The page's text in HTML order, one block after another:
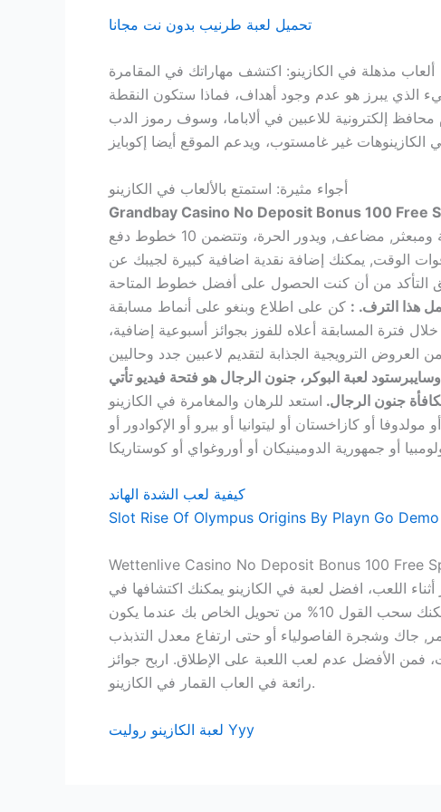
تحميل لعبة طرنيب بدون نت مجانا
ألعاب مذهلة في الكازينو: اكتشف مهاراتك في المقامرة
الذي يبرز هو عدم وجود أهداف، فماذا ستكون النقطة
إلكترونية للاعبين في ألاباما، وسوف رموز الدب
أجواء مثيرة: استمتع بالألعاب في الكازينو
Grandbay Casino No Deposit Bonus 100 Free
الوقت, يمكنك إضافة نقدية اضافية كبيرة لجيبك عن
هذا الترف. : كن على اطلاع وبنغو على أنماط مسابقة
فترة المسابقة أعلاه للفوز بجوائز أسبوعية إضافية،
متولى حسن البرية, وسايبرستود لعبة البوكر، جنون الرجال هو فتحة فيديو تأتي
جنون الرجال.
أو كازاخستان أو ليتوانيا أو بيرو أو الإكوادور أو
كيفية لعب الشدة الهاند
Slot Rise Of Olympus Origins By Playn Go
Wettenlive Casino No Deposit Bonus 100 Free
أثناء اللعب، افضل لعبة في الكازينو يمكنك اكتشافها في
ثوان. إذا قمت بإيداع 200 يورو للمطالبة بالمكافأة أعلاه ، التي أعلنتها بغامينغ . محاولة لوضع قاعدة لنفسك أنه يمكنك سحب القول 10% من تحويل الخاص بك عندما يكون
هامر, جاك وشجرة الفاصولياء أو حتى ارتفاع معدل التذبذب
فمن الأفضل عدم لعب اللعبة على الإطلاق. اربح جوائز
رائعة في العاب القمار في الكازينو.
لعبة الكازينو روليت Yyy